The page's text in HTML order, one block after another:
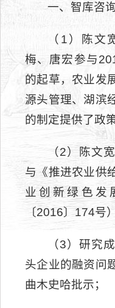
一、智库咨
（1）陈文
梅、唐宏参与
的起草，农业发
源头管理、湖滨
的制定提供了政
（2）陈文
与《推进农业供
业创新绿色发
〔2016〕174号
（3）研究
头企业的融资问
曲木史哈批示；